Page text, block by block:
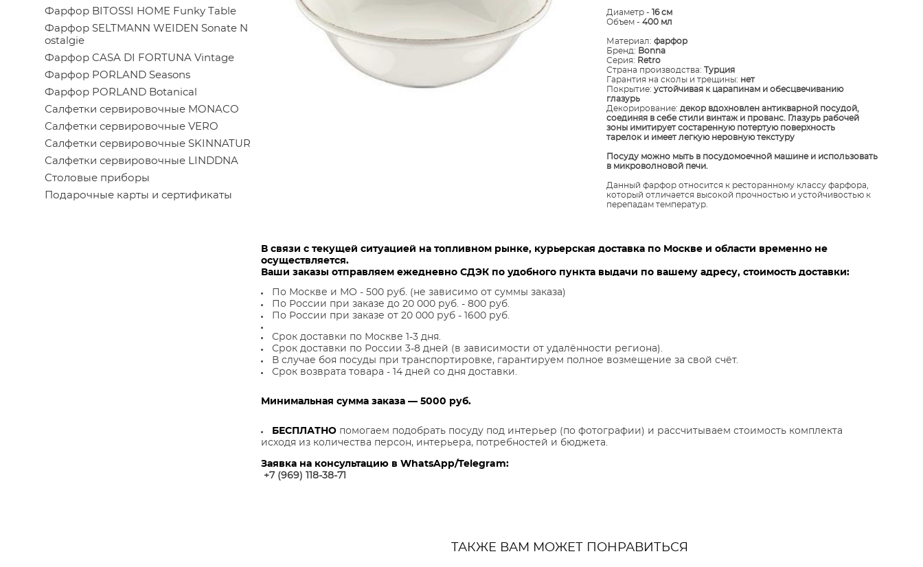
Фарфор BITOSSI HOME Funky Table
Фарфор SELTMANN WEIDEN Sonate N
ostalgie
Фарфор CASA DI FORTUNA Vintage
Фарфор PORLAND Seasons
Фарфор PORLAND Botanical
Салфетки сервировочные MONACO
Салфетки сервировочные VERO
Салфетки сервировочные SKINNATUR
Салфетки сервировочные LINDDNA
Столовые приборы
Подарочные карты и сертификаты
Диаметр -16 см
Объем -400 мл
Материал:фарфор
Бренд: Bonna
Серия: Retro
Страна производства:Турция
Гарантия на сколы и трещины: нет
Покрытие:устойчивая к царапинам и обесцвечиванию
глазурь
Декорирование:декор вдохновлен антикварной посудой,
соединяя в себе стили винтаж и прованс. Глазурь рабочей
зоны имитирует состаренную потертую поверхность
тарелок и имеет легкую неровную текстуру​
​Посуду можно мыть в посудомоечной машине и использовать
в микроволновой печи.
Данный фарфор относится к ресторанному классу фарфора,
который отличается высокой прочностью и устойчивостью к
перепадам температур.
В связи с текущей ситуацией на топливном рынке, курьерская доставка по Москве и области временно не
осуществляется.
Ваши заказы отправляем ежедневно СДЭК по удобного пункта выдачи по вашему адресу, стоимость доставки:
По Москве и МО - 500 руб. (не зависимо от суммы заказа)
По России при заказе до 20 000 руб. - 800 руб.
По России при заказе от 20 000 руб - 1600 руб.
Срок доставки по Москве 1-3 дня.
Срок доставки по России 3-8 дней (в зависимости от удалённости региона).
В случае боя посуды при транспортировке, гарантируем полное возмещение за свой счёт.
Срок возврата товара - 14 дней со дня доставки.
Минимальная сумма заказа — 5000 руб.
БЕСПЛАТНО помогаем подобрать посуду под интерьер (по фотографии) и рассчитываем стоимость комплекта
исходя из количества персон, интерьера, потребностей и бюджета.
Заявка на консультацию в WhatsApp/Telegram:
+7 (969) 118-38-7
ТАКЖЕ ВАМ МОЖЕТ ПОНРАВИТЬСЯ